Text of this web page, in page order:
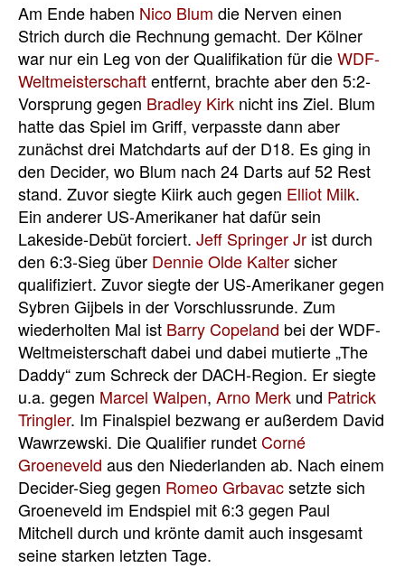
Am Ende haben Nico Blum die Nerven einen
Strich durch die Rechnung gemacht. Der Kölner
war nur ein Leg von der Qualifikation für dieWDF-
Weltmeisterschaftentfernt, brachte aber den 5:2-
Vorsprung gegen Bradley Kirk nicht ins Ziel. Blum
hatte das Spiel im Griff, verpasste dann aber
zunächst drei Matchdarts auf der D18. Es ging in
den Decider, wo Blum nach 24 Darts auf 52 Rest
stand. Zuvor siegte Kiirk auch gegen Elliot Milk.
Ein anderer US-Amerikaner hat dafür sein
Lakeside-Debüt forciert. Jeff Springer Jr ist durch
den 6:3-Sieg über Dennie Olde Kaltersicher
qualifiziert. Zuvor siegte der US-Amerikaner gegen
Sybren Gijbels in der Vorschlussrunde. Zum
wiederholten Mal ist Barry Copeland bei der WDF-
Weltmeisterschaft dabei und dabei mutierte „The
Daddy“ zum Schreck der DACH-Region. Er siegte
u.a. gegen Marcel Walpen, Arno Merk und Patrick
Tringler. Im Finalspiel bezwang er außerdem David
Wawrzewski. Die Qualifier rundetCorné
Groeneveld aus den Niederlanden ab. Nach einem
Decider-Sieg gegen Romeo Grbavacsetzte sich
Groeneveld im Endspiel mit 6:3 gegen Paul
Mitchell durch und krönte damit auch insgesamt
seine starken letzten Tage.